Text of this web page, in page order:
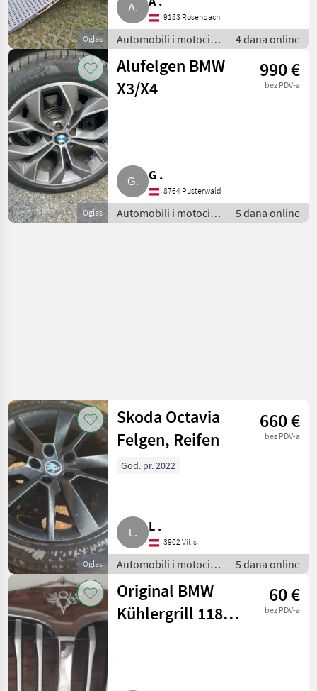
Oglas
9183 Rosenbach
Automobili i motocikli
/ Dijelovi za
automobile
4 dana online
Oglas
Alufelgen BMW
X3/X4
990 €
bez PDV-a
G .
8764 Pusterwald
Automobili i motocikli
/ Dijelovi za
5 dana online
Oglas
Skoda Octavia
Felgen, Reifen
660 €
bez PDV-a
God. pr. 2022
L .
3902 Vitis
Automobili i motocikli
/ Dijelovi za
automobile
5 dana online
Original BMW
Kühlergrill 118d
60 €
bez PDV-a